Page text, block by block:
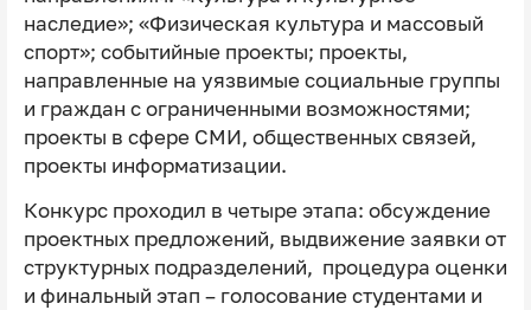
наследие»; «Физическая культура и массовый
спорт»; событийные проекты; проекты,
направленные на уязвимые социальные группы
и граждан с ограниченными возможностями;
проекты в сфере СМИ, общественных связей,
проекты информатизации.
Конкурс проходил в четыре этапа: обсуждение
проектных предложений, выдвижение заявки от
структурных подразделений, процедура оценки
и финальный этап – голосование студентами и